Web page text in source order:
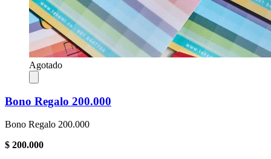
Agotado
Bono Regalo 200.000
Bono Regalo 200.000
$ 200.000